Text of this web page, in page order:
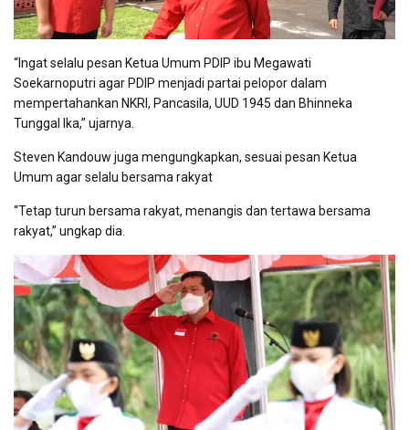
“Ingat selalu pesan Ketua Umum PDIP ibu Megawati
Soekarnoputri agar PDIP menjadi partai pelopor dalam
mempertahankan NKRI, Pancasila, UUD 1945 dan Bhinneka
Tunggal Ika,” ujarnya.
Steven Kandouw juga mengungkapkan, sesuai pesan Ketua
Umum agar selalu bersama rakyat
“Tetap turun bersama rakyat, menangis dan tertawa bersama
rakyat,” ungkap dia.